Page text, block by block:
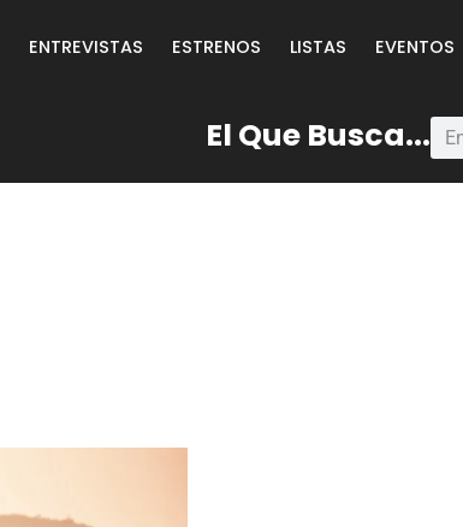
ENTREVISTAS ESTRENOS LISTAS EVENTOS
El Que Busca...